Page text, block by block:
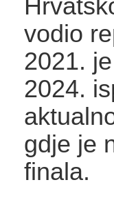
vodio
2021.
2024.
gdje je
finala.